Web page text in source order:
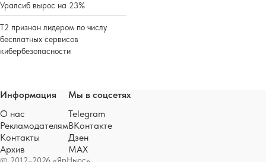
Уралсиб вырос на 23%
Т2 признан лидером по числу
бесплатных сервисов
кибербезопасности
Информация
О нас
Рекламодателям
Контакты
Архив
Мы в соцсетях
Telegram
ВКонтакте
Дзен
MAX